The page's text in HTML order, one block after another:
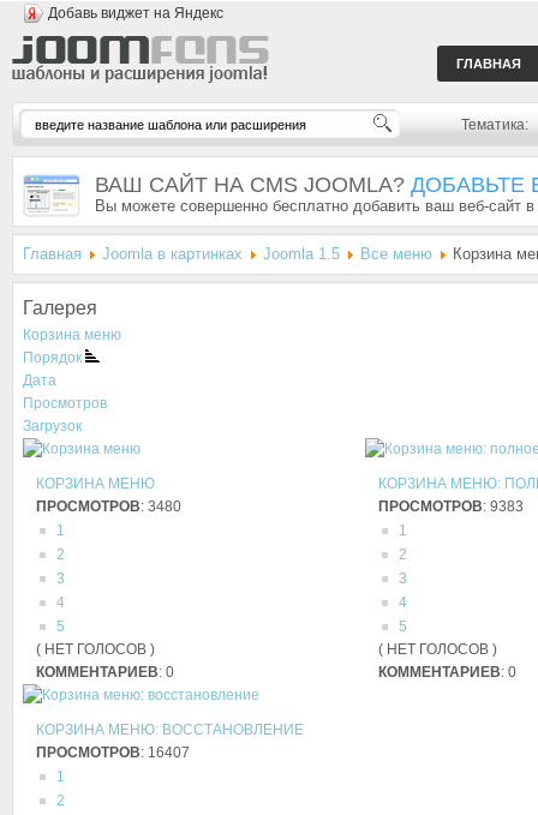
Добавь виджет на Яндекс
ГЛАВНАЯ
Тематика:
ВАШ САЙТ НА CMS JOOMLA? ДОБАВЬТЕ
Вы можете совершенно бесплатно добавить ваш веб-сайт
Главная Joomla в картинках Joomla 1.5 Все меню Корзина
Галерея
Корзина меню
Порядок
Дата
Просмотров
Загрузок
КОРЗИНА МЕНЮ
ПРОСМОТРОВ: 3480
1
2
3
4
5
( НЕТ ГОЛОСОВ )
КОММЕНТАРИЕВ: 0
КОРЗИНА МЕНЮ:
ПРОСМОТРОВ: 9383
1
2
3
4
5
( НЕТ ГОЛОСОВ )
КОММЕНТАРИЕВ: 0
КОРЗИНА МЕНЮ: ВОССТАНОВЛЕНИЕ
ПРОСМОТРОВ: 16407
1
2